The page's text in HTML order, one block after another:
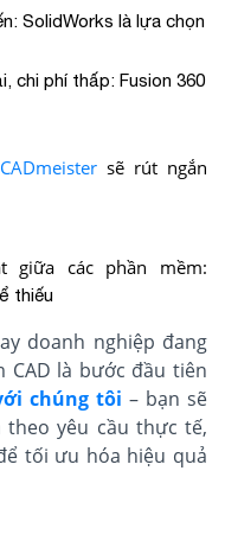
SolidWorks là lựa chọn
chi phí thấp: Fusion 360
CADmeister sẽ rút ngắn
giữa các phần mềm:
thiếu
doanh nghiệp đang
CAD là bước đầu tiên
chúng tôi – bạn sẽ
yêu cầu thực tế,
tối ưu hóa hiệu quả